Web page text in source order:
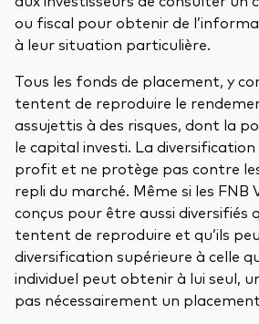
ou fiscal pour obtenir de
à leur situation particulière.
Tous les fonds de placement, y
tentent de reproduire le
assujettis à des risques, dont la
le capital investi. La
profit et ne protège pas contre
repli du marché. Même si les FNB
conçus pour être aussi diversifiés
tentent de reproduire et qu’ils
diversification supérieure à celle
individuel peut obtenir à lui seul,
pas nécessairement un